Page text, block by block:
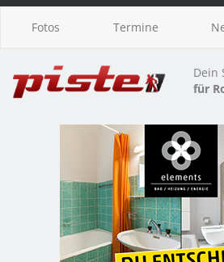
Fotos Termine
Dein
für